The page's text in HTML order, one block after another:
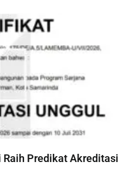
Raih Predikat Akreditasi